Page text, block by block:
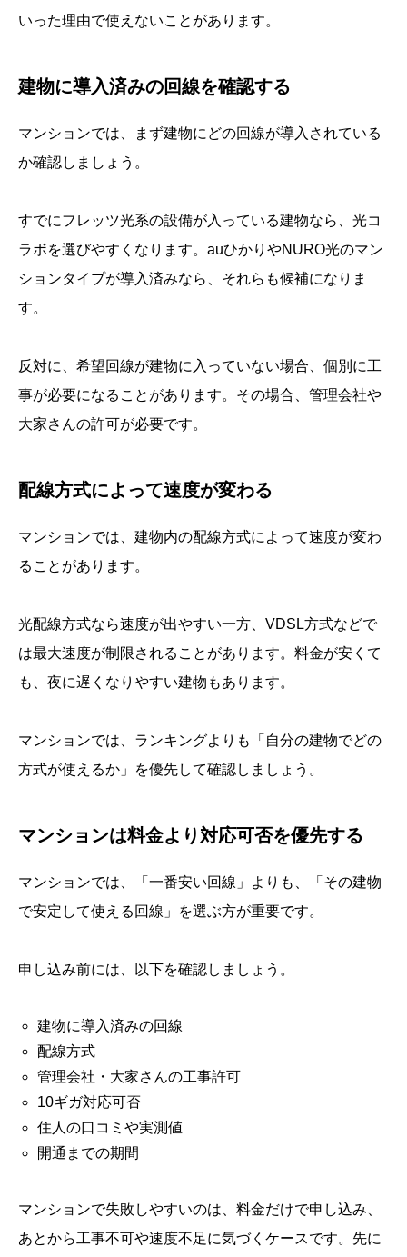
いった理由で使えないことがあります。
建物に導入済みの回線を確認する
マンションでは、まず建物にどの回線が導入されている
か確認しましょう。
すでにフレッツ光系の設備が入っている建物なら、光コ
ラボを選びやすくなります。auひかりやNURO光のマン
ションタイプが導入済みなら、それらも候補になりま
す。
反対に、希望回線が建物に入っていない場合、個別に工
事が必要になることがあります。その場合、管理会社や
大家さんの許可が必要です。
配線方式によって速度が変わる
マンションでは、建物内の配線方式によって速度が変わ
ることがあります。
光配線方式なら速度が出やすい一方、VDSL方式などで
は最大速度が制限されることがあります。料金が安くて
も、夜に遅くなりやすい建物もあります。
マンションでは、ランキングよりも「自分の建物でどの
方式が使えるか」を優先して確認しましょう。
マンションは料金より対応可否を優先する
マンションでは、「一番安い回線」よりも、「その建物
で安定して使える回線」を選ぶ方が重要です。
申し込み前には、以下を確認しましょう。
建物に導入済みの回線
配線方式
管理会社・大家さんの工事許可
10ギガ対応可否
住人の口コミや実測値
開通までの期間
マンションで失敗しやすいのは、料金だけで申し込み、
あとから工事不可や速度不足に気づくケースです。先に